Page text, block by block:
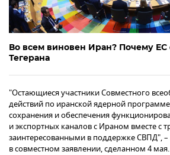
Во всем виновен Иран? Почему ЕС
Тегерана
"Остающиеся участники Совместного
действий по иранской ядерной
сохранения и обеспечения
и экспортных каналов с Ираном вместе с
заинтересованными в поддержке СВПД", –
в совместном заявлении, сделанном 4 мая.